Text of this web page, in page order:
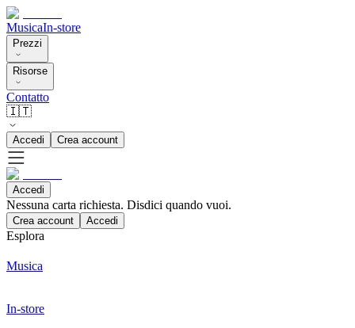
MusicaIn-store
Prezzi
Risorse
Contatto
🇮🇹
Accedi Crea account
Accedi
Nessuna carta richiesta. Disdici quando vuoi.
Crea account Accedi
Esplora
Musica
In-store